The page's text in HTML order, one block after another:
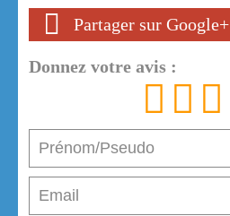
Partager sur Google+
Donnez votre avis :